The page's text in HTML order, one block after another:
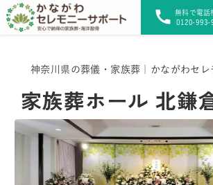
無料で電話
0120-993-
神奈川県の葬儀・家族葬｜かながわセレ
家族葬ホール 北鎌